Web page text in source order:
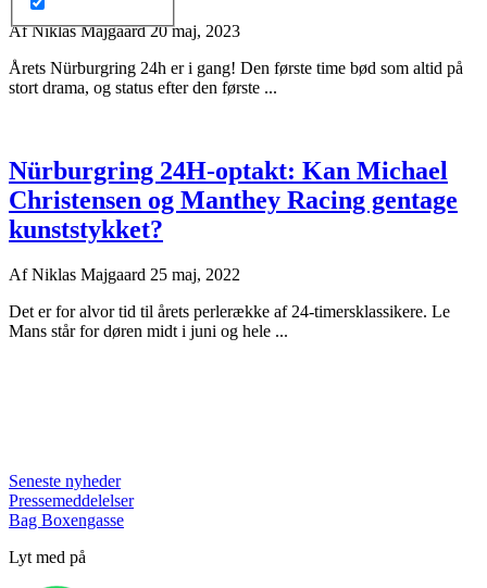
AfNiklas Majgaard20 maj, 2023
Årets Nürburgring 24h er i gang! Den første time bød som altid på
stort drama, og status efter den første ...
Nürburgring 24H-optakt: Kan Michael
Christensen og Manthey Racing gentage
kunststykket?
AfNiklas Majgaard 25 maj, 2022
Det er for alvor tid til årets perlerække af 24-timersklassikere. Le
Mans står for døren midt i juni og hele ...
Seneste nyheder
Pressemeddelelser
Bag Boxengasse
Lyt med på